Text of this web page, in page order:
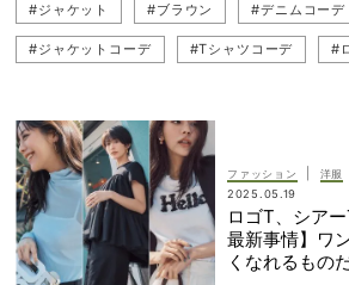
#ジャケット #ブラウン #デニムコーデ
#ジャケットコーデ #Tシャツコーデ #
ファッション
洋服
2025.05.19
ロゴT、シア
最新事情】ワ
くなれるもの